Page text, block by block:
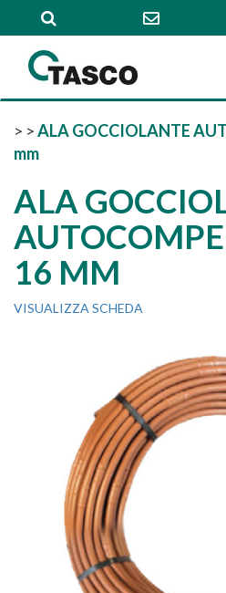
> >ALA GOCCIOLANTE
mm
ALA
16 MM
VISUALIZZA SCHEDA